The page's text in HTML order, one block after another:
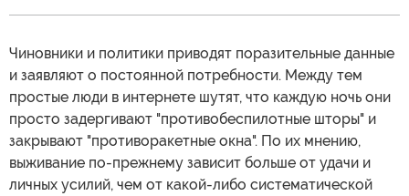
Чиновники и политики приводят поразительные данные
и заявляют о постоянной потребности. Между тем
простые люди в интернете шутят, что каждую ночь они
просто задергивают "противобеспилотные шторы" и
закрывают "противоракетные окна". По их мнению,
выживание по-прежнему зависит больше от удачи и
личных усилий, чем от какой-либо систематической